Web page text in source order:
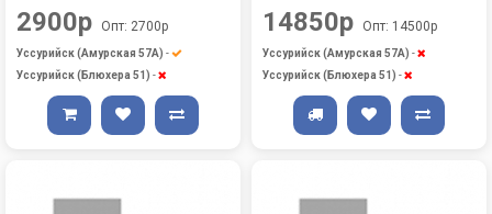
2900р Опт: 2700р
Уссурийск (Амурская 57А) -
Уссурийск (Блюхера 51) -
14850р Опт: 14500р
Уссурийск (Амурская 57А) -
Уссурийск (Блюхера 51) -